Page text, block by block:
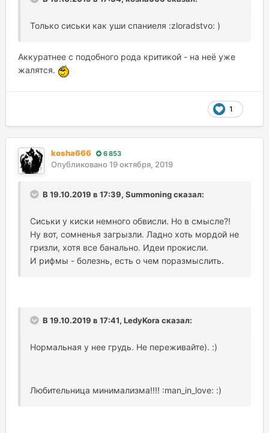
Только сиськи как уши спаниеля :zloradstvo: )
Аккуратнее с подобного рода критикой - на неё уже
жалятся.
1
kosha666 6 853
Опубликовано 19 октября, 2019
В 19.10.2019 в 17:39, Summoning сказал:
Сиськи у киски немного обвисли. Но в смысле?!
Ну вот, сомненья загрызли. Ладно хоть мордой не
гризли, хотя все банально. Идеи прокисли.
И рифмы - болезнь, есть о чем поразмыслить.
В 19.10.2019 в 17:41, LedyKora сказал:
Нормальная у нее грудь. Не переживайте). :)
Любительница минимализма!!!! :man_in_love: :)